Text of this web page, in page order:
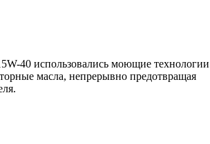
40 использовались моющие
масла, непрерывно предотвращая